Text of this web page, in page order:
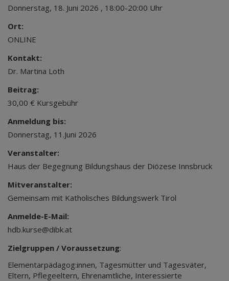
Donnerstag, 18. Juni 2026 , 18:00-20:00 Uhr
Ort:
ONLINE
Kontakt:
Dr. Martina Loth
Beitrag:
30,00 € Kursgebühr
Anmeldung bis:
Donnerstag, 11.Juni 2026
Veranstalter:
Haus der Begegnung Bildungshaus der Diözese Innsbruck
Mitveranstalter:
Gemeinsam mit Katholisches Bildungswerk Tirol
Anmelde-E-Mail:
hdb.kurse@dibk.at
Zielgruppen / Voraussetzung:
Elementarpädagog:innen, Tagesmütter und Tagesväter,
Eltern, Pflegeeltern, Ehrenamtliche, Interessierte